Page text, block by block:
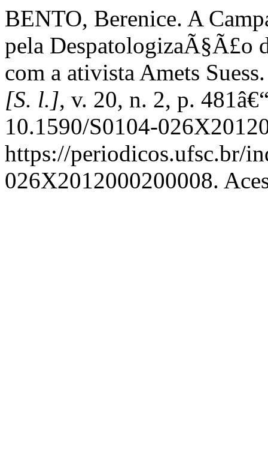
BENTO, Berenice. A
pela DespatologizaÃ§Ã£o
com a ativista Amets
[S. l.], v. 20, n. 2, p.
10.1590/S0104-
https://periodicos.ufsc.br/
026X2012000200008.